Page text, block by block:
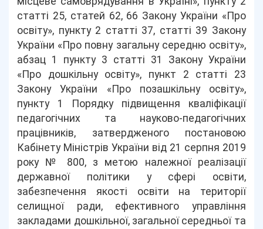
статті 25, статей 62, 66 Закону України «Про
освіту», пункту 2 статті 37, статті 39 Закону
України «Про повну загальну середню освіту»,
абзац 1 пункту 3 статті 31 Закону України
«Про дошкільну освіту», пункт 2 статті 23
Закону України «Про позашкільну освіту»,
пункту 1 Порядку підвищення кваліфікації
педагогічних та науково-педагогічних
працівників, затвердженого постановою
Кабінету Міністрів України від 21 серпня 2019
року № 800, з метою належної реалізації
державної політики у сфері освіти,
забезпечення якості освіти на території
селищної ради, ефективного управління
закладами дошкільної, загальної середньої та